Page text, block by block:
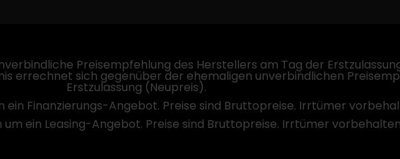
Preisempfehlung des Herstellers am Tag der
errechnet sich gegenüber der ehemaligen unverbindlichen
Erstzulassung (Neupreis).
ein Finanzierungs-Angebot. Preise sind Bruttopreise. Irrtümer
um ein Leasing-Angebot. Preise sind Bruttopreise. Irrtümer